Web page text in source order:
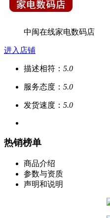
中闽在线家电数码店
进入店铺
描述相符： 5.0
服务态度： 5.0
发货速度： 5.0
热销榜单
商品介绍
参数与资质
声明和说明